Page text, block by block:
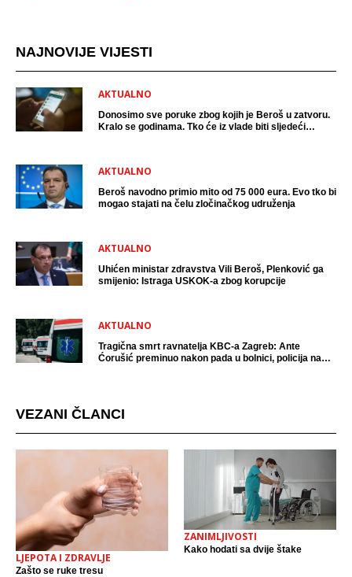
NAJNOVIJE VIJESTI
AKTUALNO
Donosimo sve poruke zbog kojih je Beroš u zatvoru.
Kralo se godinama. Tko će iz vlade biti sljedeći
AKTUALNO
Beroš navodno primio mito od 75 000 eura. Evo tko bi
mogao stajati na čelu zločinačkog udruženja
AKTUALNO
Uhićen ministar zdravstva Vili Beroš, Plenković ga
smijenio: Istraga USKOK-a zbog korupcije
AKTUALNO
Tragična smrt ravnatelja KBC-a Zagreb: Ante
Ćorušić preminuo nakon pada u bolnici, policija na
VEZANI ČLANCI
LJEPOTA I ZDRAVLJE
Zašto se ruke tresu
ZANIMLJIVOSTI
Kako hodati sa dvije štake